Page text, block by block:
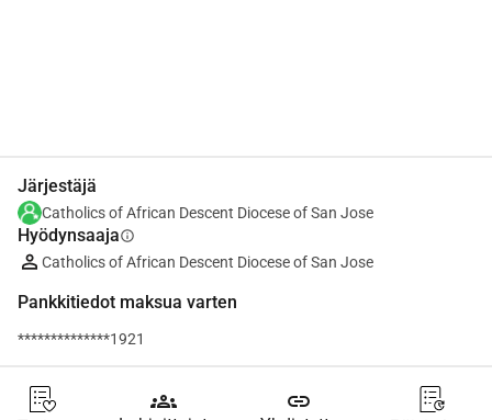
Järjestäjä
Catholics of African Descent Diocese of San Jose
Hyödynsaajainfo
Catholics of African Descent Diocese of San Jose
Pankkitiedot maksua varten
**************1921
groups link